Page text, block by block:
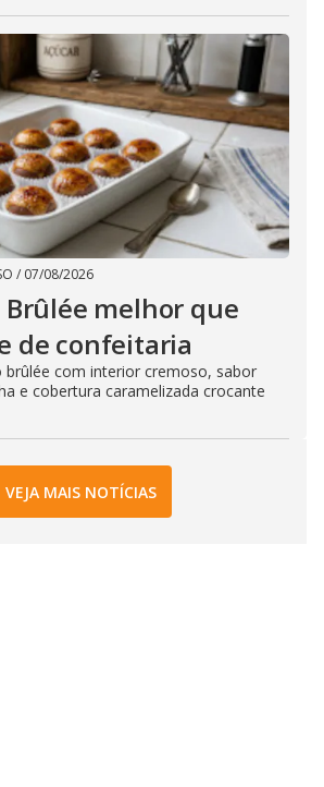
/ 07/08/2026
melhor que
de confeitaria
brûlée com interior cremoso, sabor
e cobertura caramelizada crocante
VEJA MAIS NOTÍCIAS